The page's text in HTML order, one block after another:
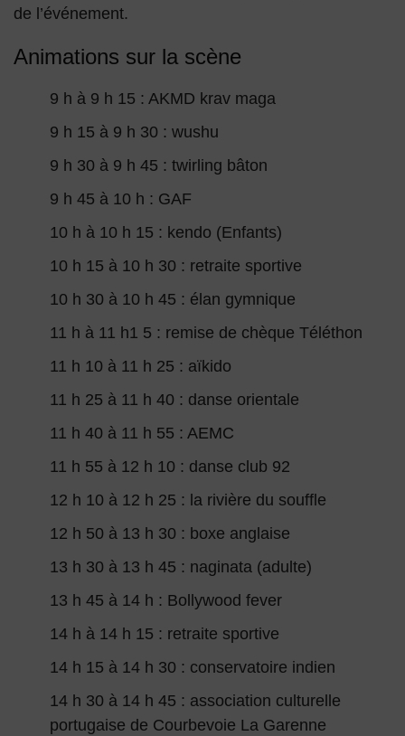
de l’événement.
Animations sur la scène
9 h à 9 h 15 : AKMD krav maga
9 h 15 à 9 h 30 : wushu
9 h 30 à 9 h 45 : twirling bâton
9 h 45 à 10 h : GAF
10 h à 10 h 15 : kendo (Enfants)
10 h 15 à 10 h 30 : retraite sportive
10 h 30 à 10 h 45 : élan gymnique
11 h à 11 h1 5 : remise de chèque Téléthon
11 h 10 à 11 h 25 : aïkido
11 h 25 à 11 h 40 : danse orientale
11 h 40 à 11 h 55 : AEMC
11 h 55 à 12 h 10 : danse club 92
12 h 10 à 12 h 25 : la rivière du souffle
12 h 50 à 13 h 30 : boxe anglaise
13 h 30 à 13 h 45 : naginata (adulte)
13 h 45 à 14 h : Bollywood fever
14 h à 14 h 15 : retraite sportive
14 h 15 à 14 h 30 : conservatoire indien
14 h 30 à 14 h 45 : association culturelle
portugaise de Courbevoie La Garenne